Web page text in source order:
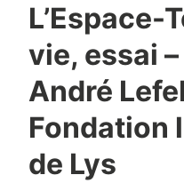
L’Espace-
vie, essai
André
Fondation
de Lys